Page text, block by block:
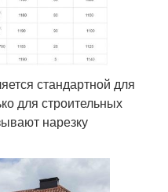
стандартной для
для строительных
нарезку